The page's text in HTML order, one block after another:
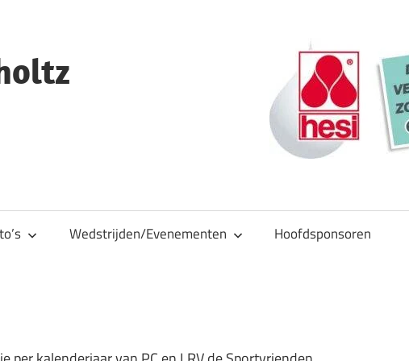
Wedstrijden/Evenementen Hoofdsponsoren